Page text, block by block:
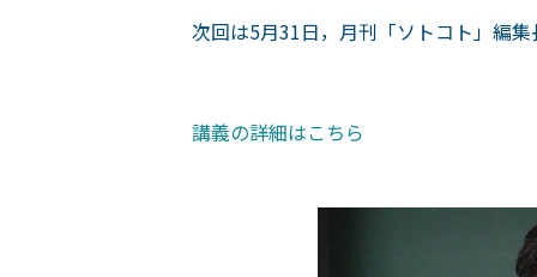
次回は5月31日，月刊「ソトコト」編集
講義の詳細はこちら